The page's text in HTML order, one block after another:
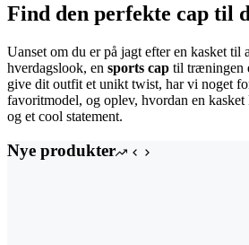
Find den perfekte cap til
Uanset om du er på jagt efter en kasket til
hverdagslook, en sports cap til træningen
give dit outfit et unikt twist, har vi noget
favoritmodel, og oplev, hvordan en
og et cool statement.
Nye produkter